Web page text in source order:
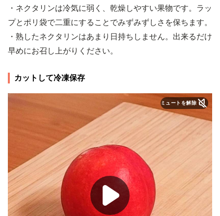
・ネクタリンは冷気に弱く、乾燥しやすい果物です。ラッ
プとポリ袋で二重にすることでみずみずしさを保ちます。
・熟したネクタリンはあまり日持ちしません。出来るだけ
早めにお召し上がりください。
カットして冷凍保存
ミュートを解除